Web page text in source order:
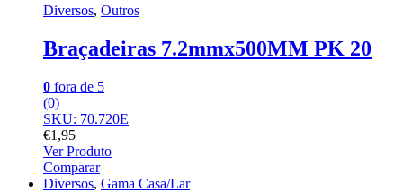
Diversos, Outros
Braçadeiras 7.2mmx500MM PK 20
0 fora de 5
(0)
SKU: 70.720E
€1,95
Ver Produto
Comparar
Diversos, Gama Casa/Lar